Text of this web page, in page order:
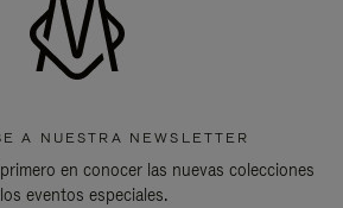
A NUESTRA NEWSLETTER
en conocer las nuevas colecciones
eventos especiales.